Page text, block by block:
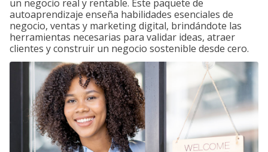
un negocio real y rentable. Este paquete de
autoaprendizaje enseña habilidades esenciales de
negocio, ventas y marketing digital, brindándote las
herramientas necesarias para validar ideas, atraer
clientes y construir un negocio sostenible desde cero.